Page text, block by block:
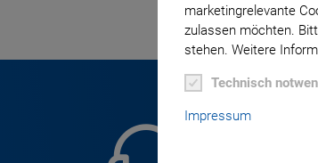
marketingrelevante
zulassen möchten.
stehen. Weitere
Technisch
Impressum